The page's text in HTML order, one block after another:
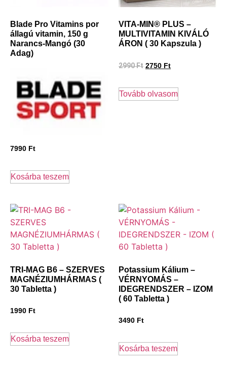
Blade Pro Vitamins por
állagú vitamin, 150 g
Narancs-Mangó (30
Adag)
7990 Ft
Kosárba teszem
VITA-MIN® PLUS –
MULTIVITAMIN KIVÁLÓ
ÁRON ( 30 Kapszula )
2990Ft 2750 Ft
Tovább olvasom
TRI-MAG B6 – SZERVES
MAGNÉZIUMHÁRMAS (
30 Tabletta )
1990 Ft
Kosárba teszem
Potassium Kálium –
VÉRNYOMÁS –
IDEGRENDSZER – IZOM
( 60 Tabletta )
3490 Ft
Kosárba teszem